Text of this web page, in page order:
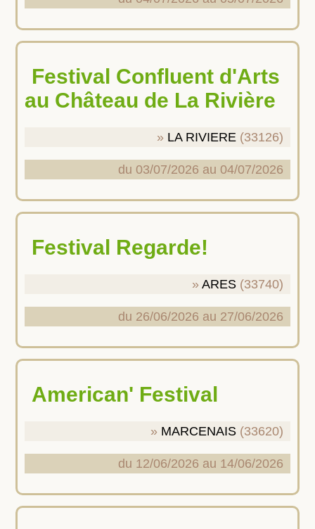
Festival Confluent d'Arts
au Château de La Rivière
LA RIVIERE (33126)
du 03/07/2026 au 04/07/2026
Festival Regarde!
ARES (33740)
du 26/06/2026 au 27/06/2026
American' Festival
MARCENAIS (33620)
du 12/06/2026 au 14/06/2026